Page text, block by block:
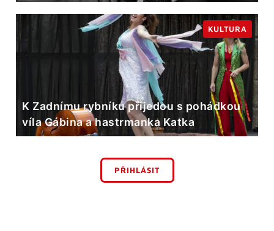
K Zadnímu rybníku přijedou s pohádkou
víla Gábina a hastrmanka Katka
KULTURA
PŘIHLÁSIT